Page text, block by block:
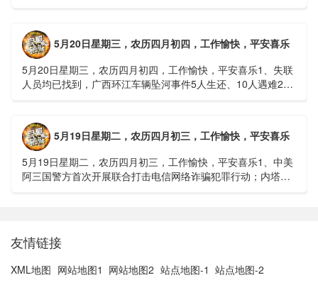
5月20日星期三，农历四月初四，工作愉快，平安喜乐
5月20日星期三，农历四月初四，工作愉快，平安喜乐1、失联
人员均已找到，广西环江车辆坠河事件5人生还、10人遇难2、
5月19日星期二，农历四月初三，工作愉快，平安喜乐
5月19日星期二，农历四月初三，工作愉快，平安喜乐1、中美
阿三国警方首次开展联合打击电信网络诈骗犯罪行动；内塔尼
友情链接
XML地图 网站地图1 网站地图2 站点地图-1 站点地图-2